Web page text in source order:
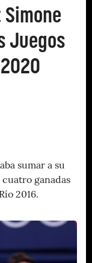
Juegos
sumar a su
cuatro ganadas
2016.